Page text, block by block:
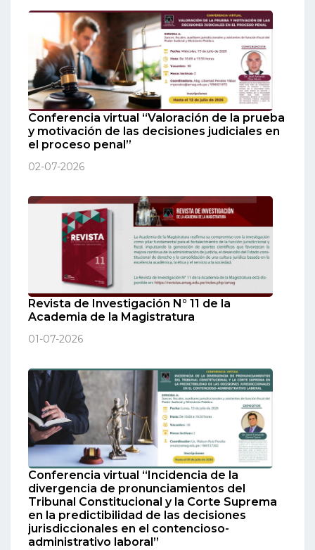
Conferencia virtual “Valoración de la prueba
y motivación de las decisiones judiciales en
el proceso penal”
02-07-2026
Revista de Investigación N° 11 de la
Academia de la Magistratura
01-07-2026
Conferencia virtual “Incidencia de la
divergencia de pronunciamientos del
Tribunal Constitucional y la Corte Suprema
en la predictibilidad de las decisiones
jurisdiccionales en el contencioso-
administrativo laboral”